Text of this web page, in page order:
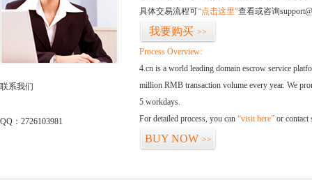
联系我们
QQ：2726103981
具体交易流程可“点击这里”查看或咨询
我要购买 >>
Process Overview:
4.cn is a world leading domain escrow service
million RMB transaction volume every year. We
5 workdays.
For detailed process, you can “visit here” or contact
BUY NOW >>